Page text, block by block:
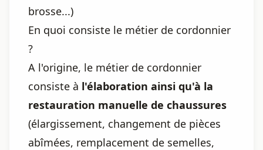
brosse...)
En quoi consiste le métier de cordonnier
?
A l'origine, le métier de cordonnier
consiste à l'élaboration ainsi qu'à la
restauration manuelle de chaussures
(élargissement, changement de pièces
abîmées, remplacement de semelles,